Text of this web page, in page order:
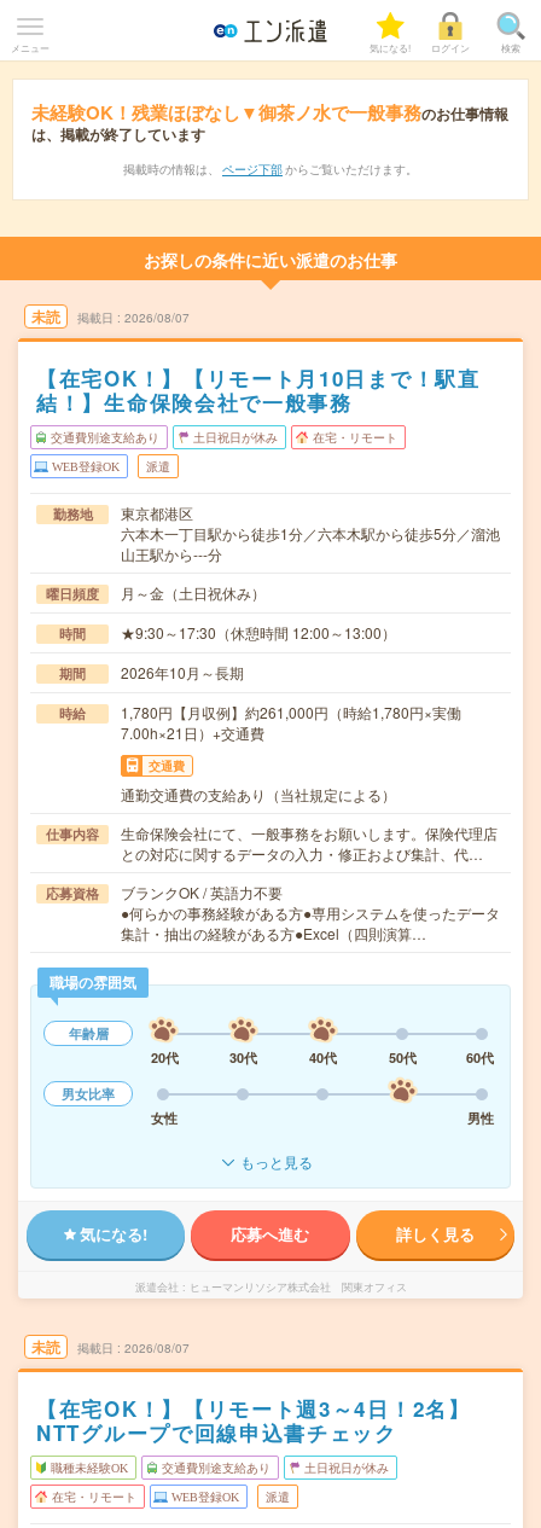
メニュー 気になる! ログイン 検索
未経験OK！残業ほぼなし▼御茶ノ水で一般事務のお仕事情報
は、掲載が終了しています
掲載時の情報は、 ページ下部 からご覧いただけます。
お探しの条件に近い派遣のお仕事
未読 掲載日 2026/08/07
【在宅OK！】【リモート月10日まで！駅直
結！】生命保険会社で一般事務
交通費別途支給あり 土日祝日が休み 在宅・リモート
WEB登録OK 派遣
勤務地
東京都港区
六本木一丁目駅から徒歩1分／六本木駅から徒歩5分／溜池
山王駅から---分
曜日頻度 月～金（土日祝休み）
時間 ★9:30～17:30（休憩時間 12:00～13:00）
期間 2026年10月～長期
時給
1,780円【月収例】約261,000円（時給1,780円×実働
7.00h×21日）+交通費
交通費
通勤交通費の支給あり（当社規定による）
仕事内容
生命保険会社にて、一般事務をお願いします。保険代理店
との対応に関するデータの入力・修正および集計、代…
応募資格
ブランクOK / 英語力不要
●何らかの事務経験がある方●専用システムを使ったデータ
集計・抽出の経験がある方●Excel（四則演算…
職場の雰囲気
年齢層
20代
30代 40代 50代
60代
男女比率
女性
男性
もっと見る
気になる! 応募へ進む 詳しく見る
派遣会社 ヒューマンリソシア株式会社 関東オフィス
未読 掲載日 2026/08/07
【在宅OK！】【リモート週3～4日！2名】
NTTグループで回線申込書チェック
職種未経験OK 交通費別途支給あり 土日祝日が休み
在宅・リモート WEB登録OK 派遣